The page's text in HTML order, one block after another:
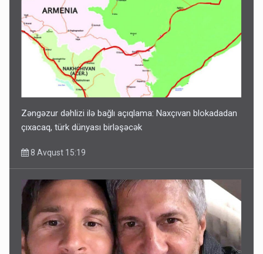
Zəngəzur dəhlizi ilə bağlı açıqlama: Naxçıvan blokadadan
çıxacaq, türk dünyası birləşəcək
8 Avqust 15:19